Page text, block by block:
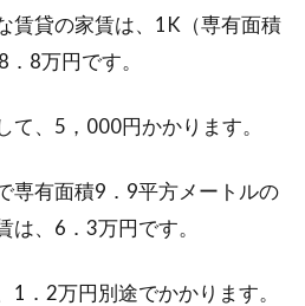
賃貸の家賃は、1K（専有面積
8万円です。
て、5，000円かかります。
専有面積9．9平方メートルの
、6．3万円です。
1．2万円別途でかかります。